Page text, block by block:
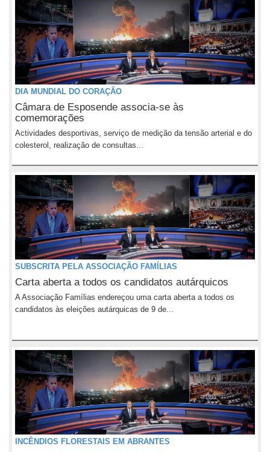
DIA MUNDIAL DO CORAÇÃO
Câmara de Esposende associa-se às
comemorações
Actividades desportivas, serviço de medição da tensão arterial e do
colesterol, realização de consultas...
SUBSCRITA PELA ASSOCIAÇÃO FAMÍLIAS
Carta aberta a todos os candidatos autárquicos
A Associação Famílias endereçou uma carta aberta a todos os
candidatos às eleições autárquicas de 9 de...
INCÊNDIOS FLORESTAIS EM ABRANTES